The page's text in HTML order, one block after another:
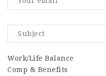
Work/Life Balance
Comp & Benefits